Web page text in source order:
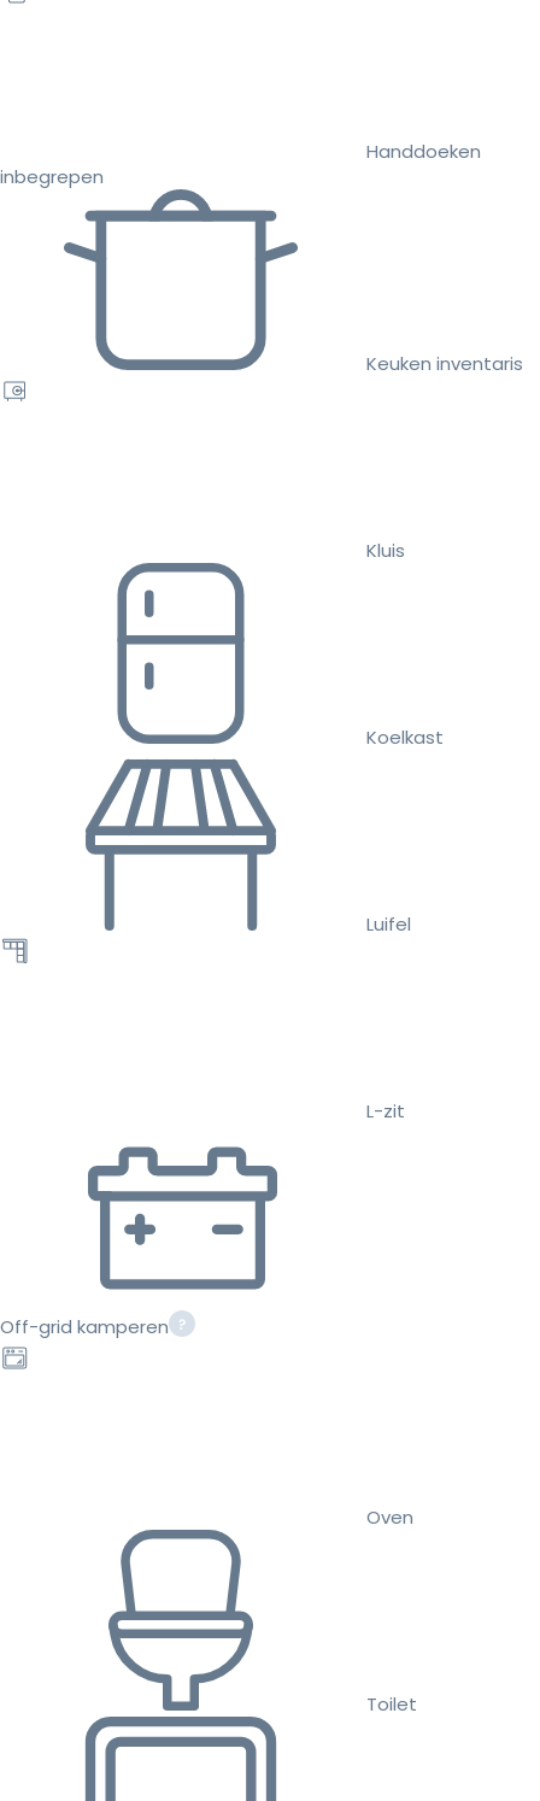
Handdoeken
inbegrepen
Keuken inventaris
Kluis
Koelkast
Luifel
L-zit
Off-grid kamperen
Oven
Toilet